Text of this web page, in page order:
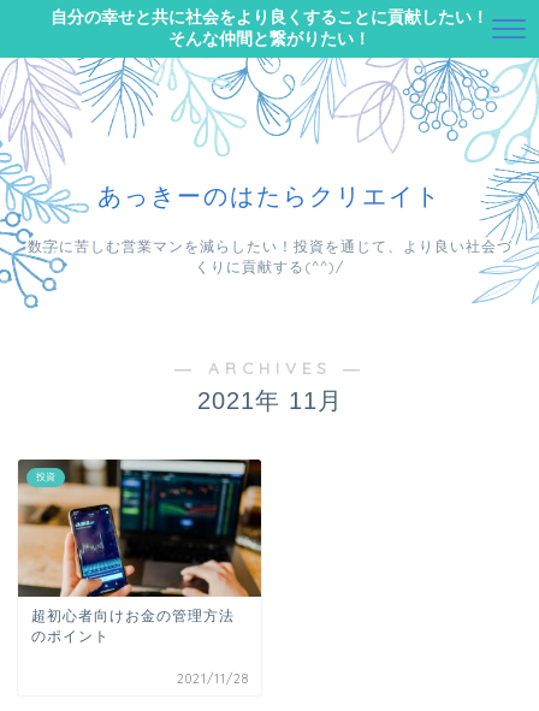
自分の幸せと共に社会をより良くすることに貢献したい！
そんな仲間と繋がりたい！
あっきーのはたらクリエイト
数字に苦しむ営業マンを減らしたい！投資を通じて、より良い社会づ
くりに貢献する(^^)/
― ARCHIVES ―
2021年 11月
投資
超初心者向けお金の管理方法
のポイント
2021/11/28